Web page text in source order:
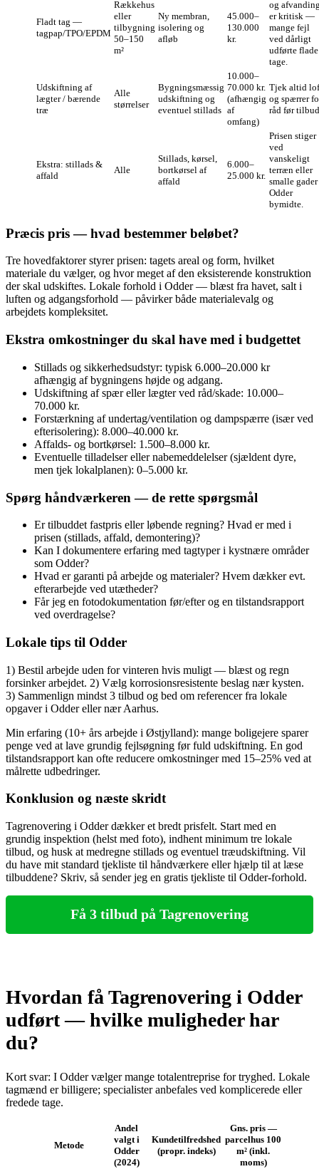
Fladt tag —
tagpap/TPO/EPDM
Rækkehus
eller
tilbygning
50–150
m²
Ny membran,
isolering og
afløb
45.000–
130.000
kr.
og
er kritisk —
mange fejl
ved dårligt
udførte flade
tage.
Udskiftning af
lægter / bærende
træ
Alle
størrelser
Bygningsmæssig
udskiftning og
eventuel stillads
10.000–
70.000 kr.
(afhængig
af
omfang)
Tjek altid
og spærrer
råd før
Ekstra: stillads &
affald
Alle
Stillads, kørsel,
bortkørsel af
affald
6.000–
25.000 kr.
Prisen stiger
ved
vanskeligt
terræn eller
smalle
Odder
bymidte.
Præcis pris — hvad bestemmer beløbet?
Tre hovedfaktorer styrer prisen: tagets areal og form, hvilket
materiale du vælger, og hvor meget af den eksisterende konstruktion
der skal udskiftes. Lokale forhold i Odder — blæst fra havet, salt i
luften og adgangsforhold — påvirker både materialevalg og
arbejdets kompleksitet.
Ekstra omkostninger du skal have med i budgettet
Stillads og sikkerhedsudstyr: typisk 6.000–20.000 kr
afhængig af bygningens højde og adgang.
Udskiftning af spær eller lægter ved råd/skade: 10.000–
70.000 kr.
Forstærkning af undertag/ventilation og dampspærre (især ved
efterisolering): 8.000–40.000 kr.
Affalds- og bortkørsel: 1.500–8.000 kr.
Eventuelle tilladelser eller nabemeddelelser (sjældent dyre,
men tjek lokalplanen): 0–5.000 kr.
Spørg håndværkeren — de rette spørgsmål
Er tilbuddet fastpris eller løbende regning? Hvad er med i
prisen (stillads, affald, demontering)?
Kan I dokumentere erfaring med tagtyper i kystnære områder
som Odder?
Hvad er garanti på arbejde og materialer? Hvem dækker evt.
efterarbejde ved utætheder?
Får jeg en fotodokumentation før/efter og en tilstandsrapport
ved overdragelse?
Lokale tips til Odder
1) Bestil arbejde uden for vinteren hvis muligt — blæst og regn
forsinker arbejdet. 2) Vælg korrosionsresistente beslag nær kysten.
3) Sammenlign mindst 3 tilbud og bed om referencer fra lokale
opgaver i Odder eller nær Aarhus.
Min erfaring (10+ års arbejde i Østjylland): mange boligejere sparer
penge ved at lave grundig fejlsøgning før fuld udskiftning. En god
tilstandsrapport kan ofte reducere omkostninger med 15–25% ved at
målrette udbedringer.
Konklusion og næste skridt
Tagrenovering i Odder dækker et bredt prisfelt. Start med en
grundig inspektion (helst med foto), indhent minimum tre lokale
tilbud, og husk at medregne stillads og eventuel træudskiftning. Vil
du have mit standard tjekliste til håndværkere eller hjælp til at læse
tilbuddene? Skriv, så sender jeg en gratis tjekliste til Odder‑forhold.
Få 3 tilbud på Tagrenovering
Hvordan få Tagrenovering i Odder
udført — hvilke muligheder har
du?
Kort svar: I Odder vælger mange totalentreprise for tryghed. Lokale
tagmænd er billigere; specialister anbefales ved komplicerede eller
fredede tage.
Metode
Andel
valgt i
Odder
(2024)
Kundetilfredshed
(propr. indeks)
Gns. pris —
parcelhus 100
m² (inkl.
moms)